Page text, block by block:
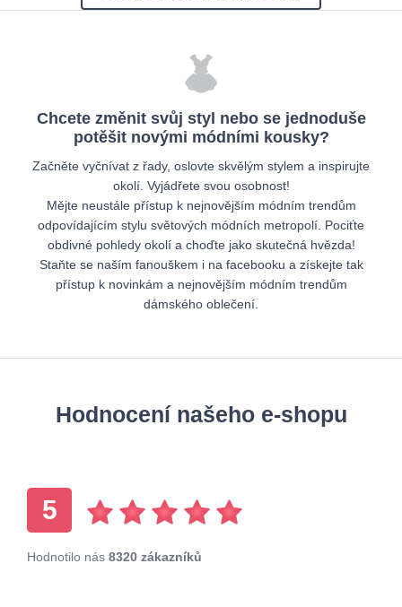
Chcete změnit svůj styl nebo se jednoduše
potěšit novými módními kousky?
Začněte vyčnívat z řady, oslovte skvělým stylem a inspirujte
okolí. Vyjádřete svou osobnost!
Mějte neustále přístup k nejnovějším módním trendům
odpovídajícím stylu světových módních metropolí. Pociťte
obdivné pohledy okolí a choďte jako skutečná hvězda!
Staňte se naším fanouškem i na facebooku a získejte tak
přístup k novinkám a nejnovějším módním trendům
dámského oblečení.
Hodnocení našeho e-shopu
5
Hodnotilo nás 8320 zákazníků